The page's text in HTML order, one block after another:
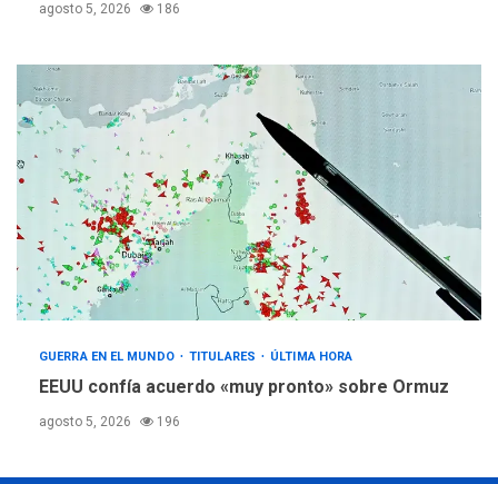
agosto 5, 2026 186
GUERRA EN EL MUNDO TITULARES ÚLTIMA HORA
EEUU confía acuerdo «muy pronto» sobre Ormuz
agosto 5, 2026 196